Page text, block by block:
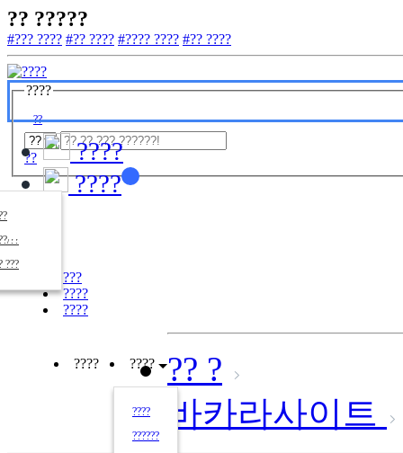
?? ?????
#??? ???? #?? ???? #???? ???? #?? ????
????
??
?? ????
??
???
????
????
???
????
????
???? ????
????
??????
?? ?
바카라사이트